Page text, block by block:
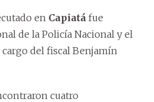
en Capiatá fue
de la Policía Nacional y el
del fiscal Benjamín
cuatro